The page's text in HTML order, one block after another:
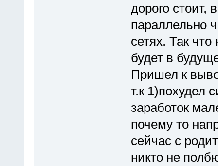
дорого стоит,
параллельно
сетях. Так
будет в
Пришел к
т.к 1)похудел
заработок
почему то
сейчас с
никто не